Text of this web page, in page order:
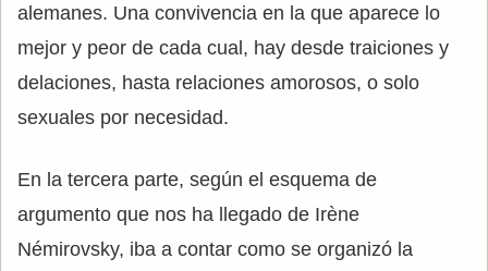
alemanes. Una convivencia en la que aparece lo
mejor y peor de cada cual, hay desde traiciones y
delaciones, hasta relaciones amorosos, o solo
sexuales por necesidad.
En la tercera parte, según el esquema de
argumento que nos ha llegado de Irène
Némirovsky, iba a contar como se organizó la